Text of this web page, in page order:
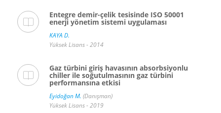
Entegre demir-çelik tesisinde ISO 50001
enerji yönetim sistemi uygulaması
KAYA D.
Yüksek Lisans - 2014
Gaz türbini giriş havasının absorbsiyonlu
chiller ile soğutulmasının gaz türbini
performansına etkisi
Eyidoğan M. (Danışman)
Yüksek Lisans - 2019